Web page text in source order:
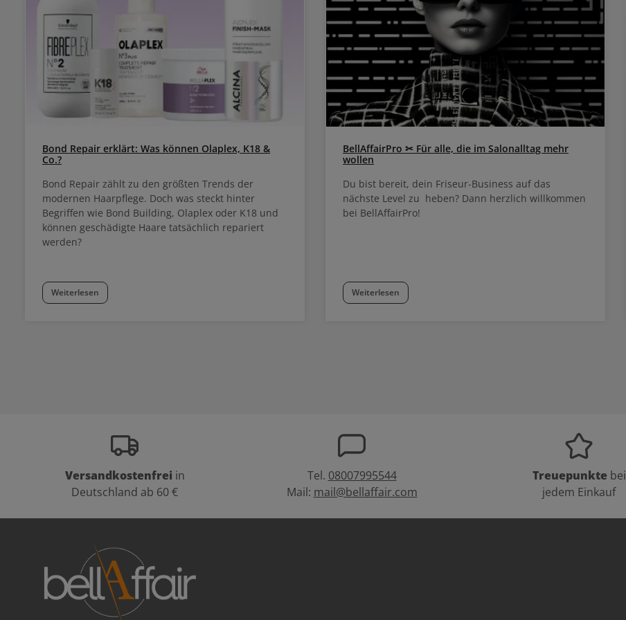
Bond Repair erklärt: Was können Olaplex, K18 &
Co.?
Bond Repair zählt zu den größten Trends der
modernen Haarpflege. Doch was steckt hinter
Begriffen wie Bond Building, Olaplex oder K18 und
können geschädigte Haare tatsächlich repariert
werden?
Weiterlesen
BellAffairPro ✂ Für alle, die im Salonalltag mehr
wollen
Du bist bereit, dein Friseur-Business auf das
nächste Level zu heben? Dann herzlich willkommen
bei BellAffairPro!
Weiterlesen
Versandkostenfrei in
Deutschland ab 60 €
Tel. 08007995544
Mail: mail@bellaffair.com
Treuepunkte bei
jedem Einkauf